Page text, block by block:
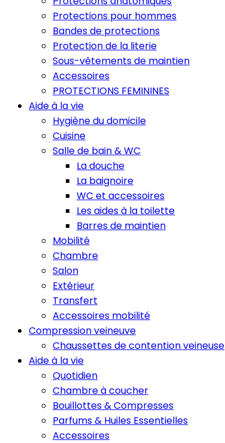
Protections pour hommes
Bandes de protections
Protection de la literie
Sous-vêtements de maintien
Accessoires
PROTECTIONS FEMININES
Aide à la vie
Hygiène du domicile
Cuisine
Salle de bain & WC
La douche
La baignoire
WC et accessoires
Les aides à la toilette
Barres de maintien
Mobilité
Chambre
Salon
Extérieur
Transfert
Accessoires mobilité
Compression veineuve
Chaussettes de contention veineuse
Aide à la vie
Quotidien
Chambre à coucher
Bouillottes & Compresses
Parfums & Huiles Essentielles
Accessoires